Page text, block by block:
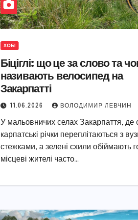
ХОБІ
Біціглі: що це за слово та
називають велосипед на
Закарпатті
11.06.2026 ВОЛОДИМИР ЛЕВЧИН
У мальовничих селах Закарпаття, де
карпатські річки переплітаються з
стежками, а зелені схили обіймають
місцеві жителі часто…